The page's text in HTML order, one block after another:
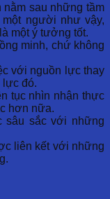
nằm sau những tầm
người như vậy,
một ý tưởng tốt.
minh, chứ không
với nguồn lực thay
lực đó.
tục nhìn nhận thực
hơn nữa.
sâu sắc với những
liên kết với những